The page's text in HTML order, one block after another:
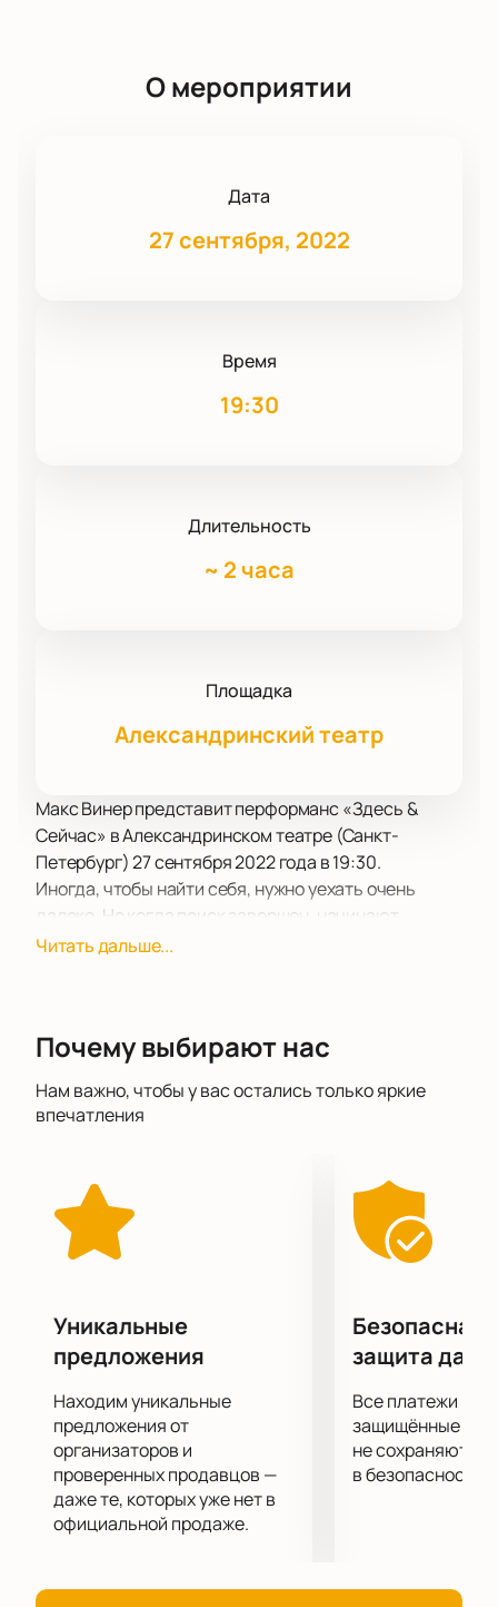
О мероприятии
Дата
27 сентября, 2022
Время
19:30
Длительность
~ 2 часа
Площадка
Александринский театр
Макс Винер представит перформанс «Здесь &
Сейчас» в Александринском театре (Санкт-
Петербург) 27 сентября 2022 года в 19:30.
Иногда, чтобы найти себя, нужно уехать очень
далеко. Но когда поиск завершен, начинают
сбываться мечты. Еще недавно в интервью
итогов пройденному пути и ориентиром на
Музыка интересовала Максима всегда. К
окончанию общеобразовательной школы он уже
Нью-Йорк изучать теорию, композицию и историю
музыки. Теперь его музыка звучит в кино и
телевизионных проектах.
В 2018 году он выпустил свой первый альбом под
года пришла очередь для второго диска, над
которым сейчас ведется активная работа.
Молодой человек влюблен в жизнь, не видит между
людьми барьеров и границ. Ему одинаково
комфортно как в родном Питере, так и в суетливой
громаде улиц Нью-Йорка. Песни без границ,
творчество без препятствий – вот девиз
современной молодежи. И наш герой ему четко
следует.
Ирады Берг и Стаси Венковой «Дальше Мы Сами», в
Читать дальше...
Почему выбирают нас
Нам важно, чтобы у вас остались только яркие
впечатления
Уникальные
предложения
Находим уникальные
предложения от
организаторов и
проверенных продавцов —
даже те, которых уже нет в
официальной продаже.
Безопасная
защита
Все платежи
защищённые
не сохраняются
в безопасности.